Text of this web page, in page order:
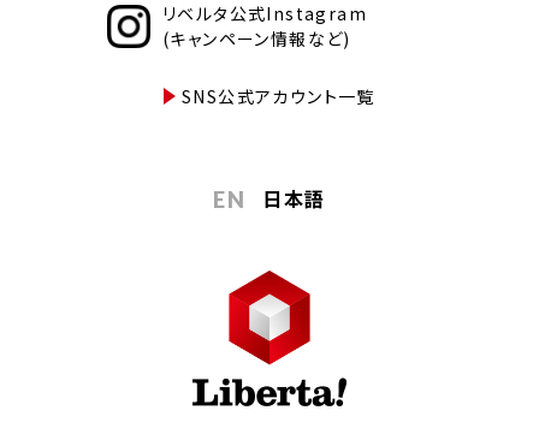
リベルタ公式Instagram
(キャンペーン情報など)
SNS公式アカウント一覧
EN 日本語